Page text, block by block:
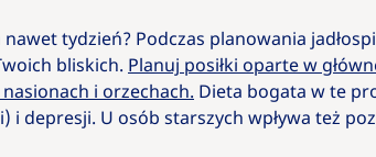
tydzień? Podczas planowania
bliskich. Planuj posiłki oparte w
i orzechach. Dieta bogata w te
depresji. U osób starszych wpływa też